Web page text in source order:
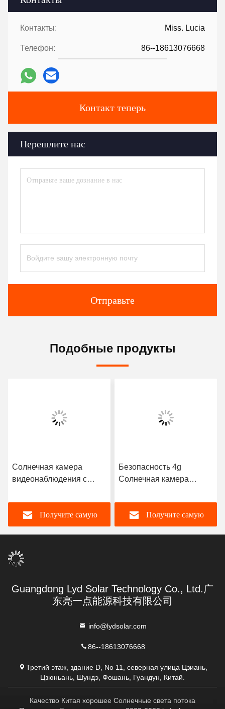
Контакты: Miss. Lucia
Телефон: 86--18613076668
Контакт теперь
Перешлите нас
Отправьте
Подобные продукты
Солнечная камера
видеонаблюдения с
ночным видением
обнаружения движения
Получите самую
Безопасность 4g
Солнечная камера
Входной выход Аудио
Получите самую
Guangdong Lyd Solar Technology Co., Ltd.广
东亮一点能源科技有限公司
info@lydsolar.com
86--18613076668
Третий этаж, здание D, No 11, северная улица Цзиань,
Цзюньань, Шундэ, Фошань, Гуандун, Китай.
Качество Китая хорошее Солнечные света потока